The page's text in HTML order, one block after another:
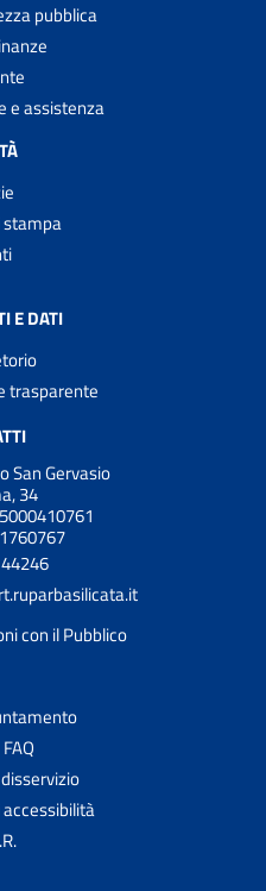
pubblica
e assistenza
E DATI
trasparente
San Gervasio
34
con il Pubblico